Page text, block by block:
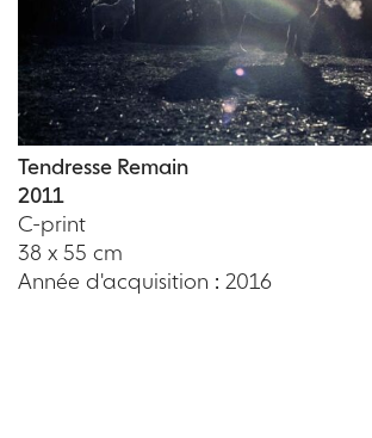
Tendresse Remain
2011
C-print
38 x 55 cm
Année d'acquisition : 2016